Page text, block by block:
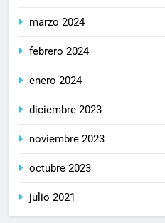
marzo 2024
febrero 2024
enero 2024
diciembre 2023
noviembre 2023
octubre 2023
julio 2021